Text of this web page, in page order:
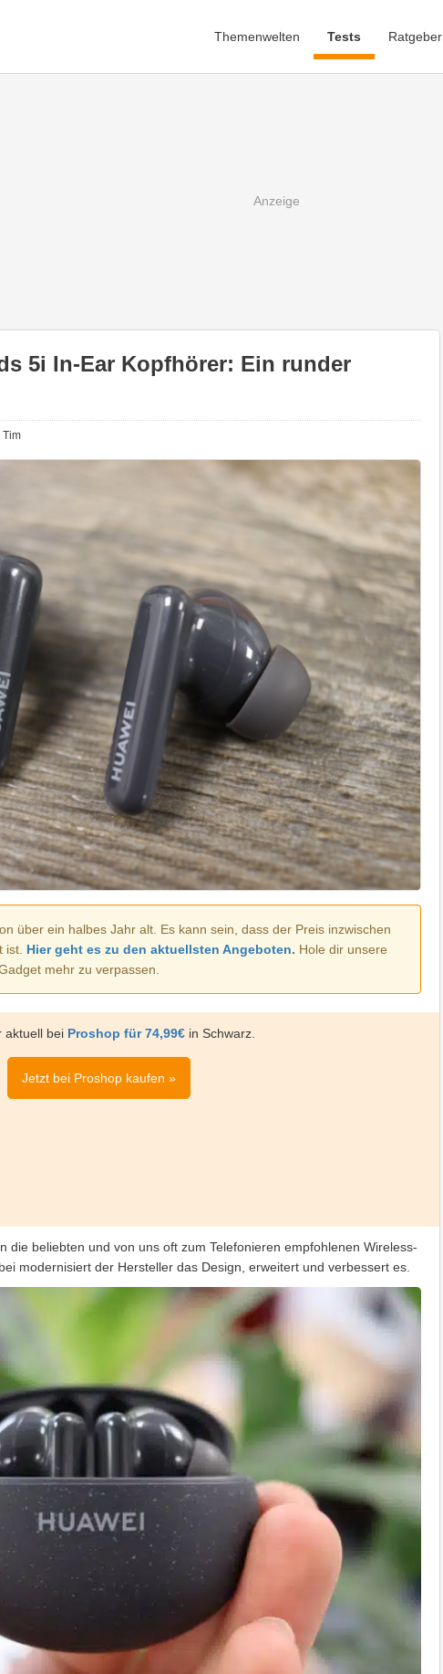
Themenwelten Tests Ratgeber
5i In-Ear Kopfhörer: Ein runder
Tim
über ein halbes Jahr alt. Es kann sein, dass der Preis inzwischen
ist. Hier geht es zu den aktuellsten Angeboten. Hole dir unsere
mehr zu verpassen.
aktuell bei Proshop für 74,99€ in Schwarz.
Jetzt bei Proshop kaufen »
die beliebten und von uns oft zum Telefonieren empfohlenen Wireless-
modernisiert der Hersteller das Design, erweitert und verbessert es.